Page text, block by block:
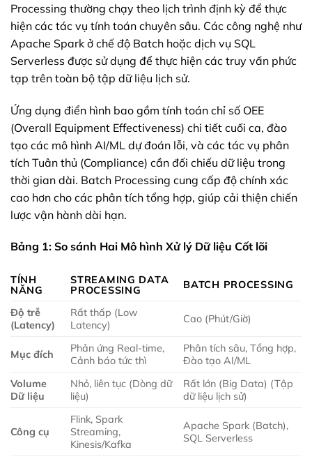
Processing thường chạy theo lịch trình định kỳ để thực
hiện các tác vụ tính toán chuyên sâu. Các công nghệ như
Apache Spark ở chế độ Batch hoặc dịch vụ SQL
Serverless được sử dụng để thực hiện các truy vấn phức
tạp trên toàn bộ tập dữ liệu lịch sử.
Ứng dụng điển hình bao gồm tính toán chỉ số OEE
(Overall Equipment Effectiveness) chi tiết cuối ca, đào
tạo các mô hình AI/ML dự đoán lỗi, và các tác vụ phân
tích Tuân thủ (Compliance) cần đối chiếu dữ liệu trong
thời gian dài. Batch Processing cung cấp độ chính xác
cao hơn cho các phân tích tổng hợp, giúp cải thiện chiến
lược vận hành dài hạn.
Bảng 1: So sánh Hai Mô hình Xử lý Dữ liệu Cốt lõi
TÍNH
NĂNG
STREAMING DATA
PROCESSING
BATCH PROCESSING
Độ trễ
(Latency)
Rất thấp (Low
Latency)
Cao (Phút/Giờ)
Mục đích
Phản ứng Real-time,
Cảnh báo tức thì
Phân tích sâu, Tổng hợp,
Đào tạo AI/ML
Volume
Dữ liệu
Nhỏ, liên tục (Dòng dữ
liệu)
Rất lớn (Big Data) (Tập
dữ liệu lịch sử)
Công cụ
Flink, Spark
Streaming,
Kinesis/Kafka
Apache Spark (Batch),
SQL Serverless